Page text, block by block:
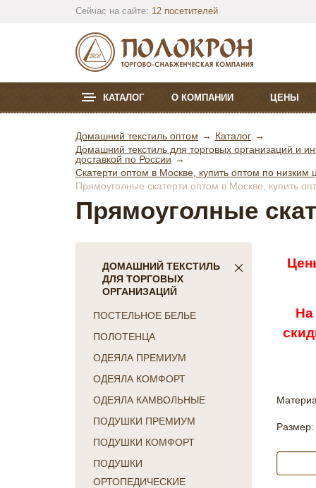
Сейчас на сайте: 12 посетителей
КАТАЛОГ О КОМПАНИИ ЦЕНЫ
Домашний текстиль оптом
Каталог
Домашний текстиль для торговых организаций и
доставкой по России
Скатерти оптом в Москве, купить оптом по низким
Прямоуголные скатерти оптом в Москве, купить
Прямоуголные
ДОМАШНИЙ ТЕКСТИЛЬ
ДЛЯ ТОРГОВЫХ
ОРГАНИЗАЦИЙ
ПОСТЕЛЬНОЕ БЕЛЬЕ
ПОЛОТЕНЦА
ОДЕЯЛА ПРЕМИУМ
ОДЕЯЛА КОМФОРТ
ОДЕЯЛА КАМВОЛЬНЫЕ
ПОДУШКИ ПРЕМИУМ
ПОДУШКИ КОМФОРТ
ПОДУШКИ
ОРТОПЕДИЧЕСКИЕ
На
Размер: